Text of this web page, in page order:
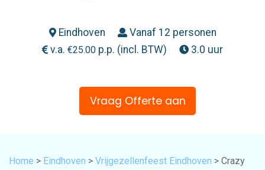
Eindhoven
Vanaf 12 personen
v.a.€25.00 p.p. (incl. BTW) 3.0 uur
Vraag Offerte aan
Home > Eindhoven > Vrijgezellenfeest Eindhoven > Crazy